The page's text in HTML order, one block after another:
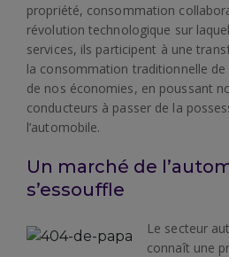
propriété, consommation
révolution technologique sur
services, ils participent à une
la consommation traditionnelle
de nos économies, en poussant
conducteurs à passer de la
l’automobile.
Un marché de
s’essouffle
Le secteur
connaît une